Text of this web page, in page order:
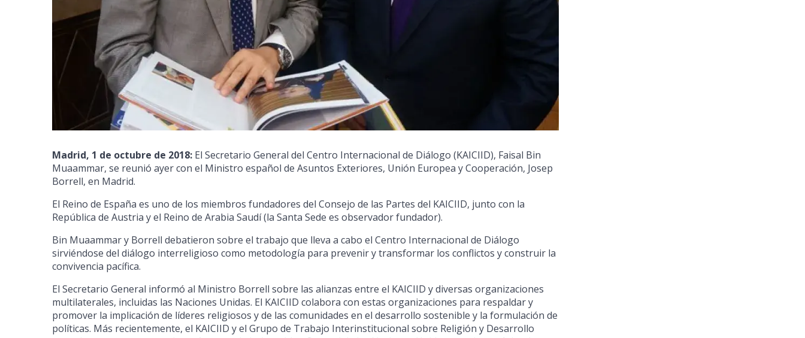
Madrid, 1 de octubre de 2018: El Secretario General del Centro Internacional de Diálogo (KAICIID), Faisal Bin
Muaammar, se reunió ayer con el Ministro español de Asuntos Exteriores, Unión Europea y Cooperación, Josep
Borrell, en Madrid.
El Reino de España es uno de los miembros fundadores del Consejo de las Partes del KAICIID, junto con la
República de Austria y el Reino de Arabia Saudí (la Santa Sede es observador fundador).
Bin Muaammar y Borrell debatieron sobre el trabajo que lleva a cabo el Centro Internacional de Diálogo
sirviéndose del diálogo interreligioso como metodología para prevenir y transformar los conflictos y construir la
convivencia pacífica.
El Secretario General informó al Ministro Borrell sobre las alianzas entre el KAICIID y diversas organizaciones
multilaterales, incluidas las Naciones Unidas. El KAICIID colabora con estas organizaciones para respaldar y
promover la implicación de líderes religiosos y de las comunidades en el desarrollo sostenible y la formulación de
políticas. Más recientemente, el KAICIID y el Grupo de Trabajo Interinstitucional sobre Religión y Desarrollo